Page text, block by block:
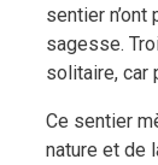
sentier
sagesse.
solitaire, car
Ce sentier
nature et de